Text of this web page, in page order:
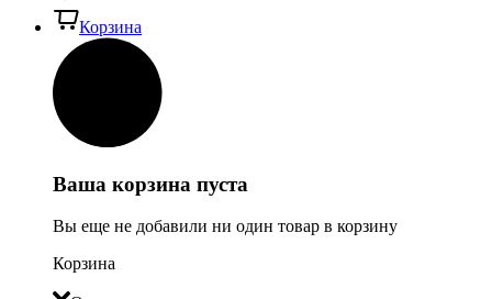
Корзина
Ваша корзина пуста
Вы еще не добавили ни один товар в корзину
Корзина